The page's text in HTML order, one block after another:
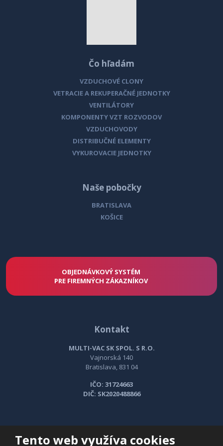
Popis produktu
MLKR-xxx-X-xxx
Štvorhranná regulačná klapka
MLKR s ručným kovovým
ovládaním
CENNÍK K STIAHNUTIE
Čo hľadám
VZDUCHOVÉ CLONY
VETRACIE A REKUPERAČNÉ JEDNOTKY
VENTILÁTORY
KOMPONENTY VZT ROZVODOV
VZDUCHOVODY
DISTRIBUČNÉ ELEMENTY
VYKUROVACIE JEDNOTKY
Naše pobočky
BRATISLAVA
KOŠICE
OBJEDNÁVKOVÝ SYSTÉM
PRE FIREMNÝCH ZÁKAZNÍKOV
Kontakt
MULTI-VAC SK SPOL. S R.O.
Vajnorská 140
Bratislava, 831 04
IČO: 31724663
DIČ: SK2020488866
Tento web využíva cookies